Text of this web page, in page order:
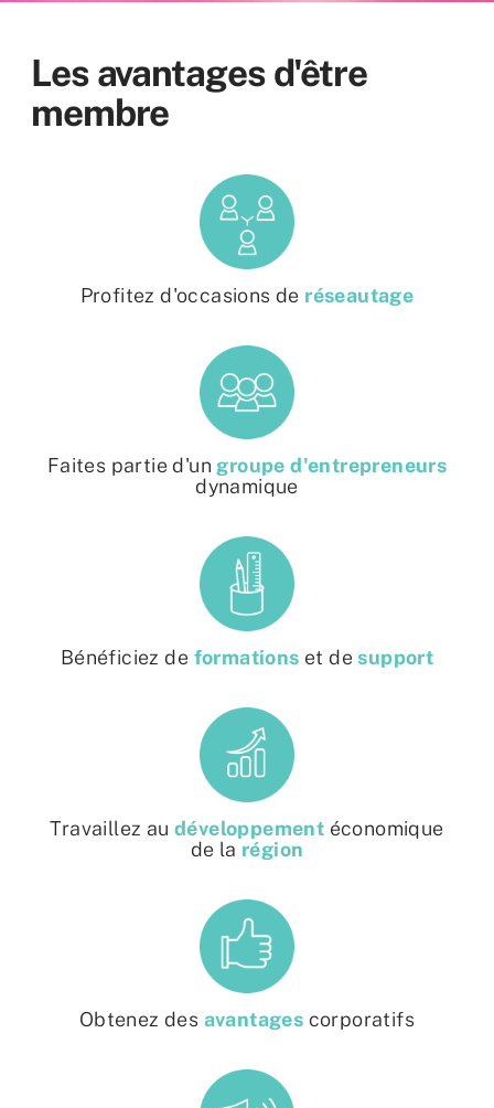
Les avantages d'être
membre
Profitez d'occasions de réseautage
Faites partie d'un groupe d'entrepreneurs
dynamique
Bénéficiez de formations et de support
Travaillez au développement économique
de la région
Obtenez des avantages corporatifs